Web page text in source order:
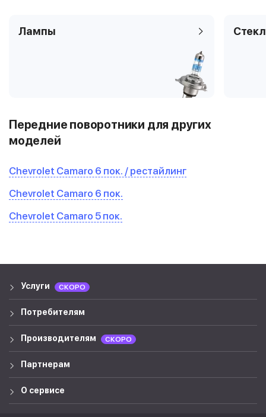
Лампы
Передние поворотники для других
моделей
Chevrolet Camaro 6 пок. / рестайлинг
Chevrolet Camaro 6 пок.
Chevrolet Camaro 5 пок.
Услуги СКОРО
Потребителям
Производителям СКОРО
Партнерам
О сервисе